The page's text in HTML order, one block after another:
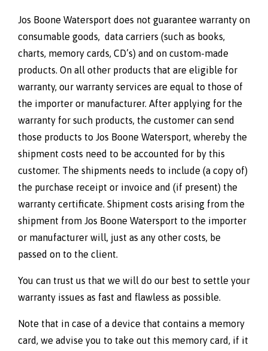
Jos Boone Watersport does not guarantee warranty on
consumable goods, data carriers (such as books,
charts, memory cards, CD’s) and on custom-made
products. On all other products that are eligible for
warranty, our warranty services are equal to those of
the importer or manufacturer. After applying for the
warranty for such products, the customer can send
those products to Jos Boone Watersport, whereby the
shipment costs need to be accounted for by this
customer. The shipments needs to include (a copy of)
the purchase receipt or invoice and (if present) the
warranty certificate. Shipment costs arising from the
shipment from Jos Boone Watersport to the importer
or manufacturer will, just as any other costs, be
passed on to the client.
You can trust us that we will do our best to settle your
warranty issues as fast and flawless as possible.
Note that in case of a device that contains a memory
card, we advise you to take out this memory card, if it